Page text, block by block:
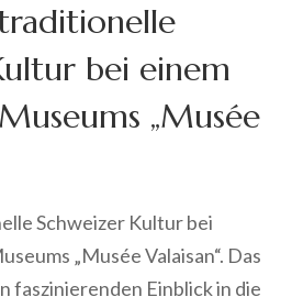
bei einem
„Musée
Schweizer Kultur bei
„Musée Valaisan“. Das
faszinierenden Einblick in die